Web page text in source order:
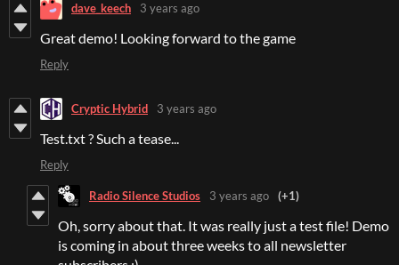
dave_keech 3 years ago
Great demo! Looking forward to the game
Reply
Cryptic Hybrid 3 years ago
Test.txt ? Such a tease...
Reply
Radio Silence Studios 3 years ago (+1)
Oh, sorry about that. It was really just a test file! Demo
is coming in about three weeks to all newsletter